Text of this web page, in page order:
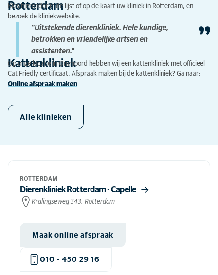
Rotterdam
Kies hieronder in de lijst of op de kaart uw kliniek in Rotterdam, en
bezoek de kliniekwebsite.
"Uitstekende dierenkliniek. Hele kundige,
betrokken en vriendelijke artsen en
assistenten."
Kattenkliniek
Op onze locatie in Ommoord hebben wij een kattenkliniek met officieel
Cat Friedly certificaat. Afspraak maken bij de kattenkliniek? Ga naar:
Online afspraak maken
Alle klinieken
ROTTERDAM
Dierenkliniek Rotterdam - Capelle
Kralingseweg 343, Rotterdam
Maak online afspraak
010 - 450 29 16